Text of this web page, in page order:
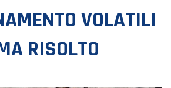
VOLATILI
RISOLTO